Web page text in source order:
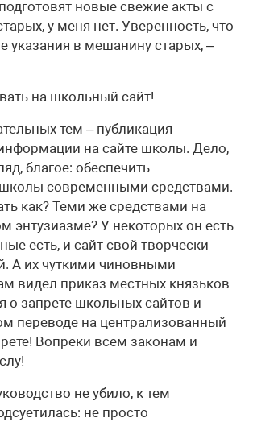
новые свежие акты с
у меня нет. Уверенность, что
указания в мешанину старых, –
на школьный сайт!
тем – публикация
на сайте школы. Дело,
благое: обеспечить
современными средствами.
как? Теми же средствами на
энтузиазме? У некоторых он есть
есть, и сайт свой творчески
А их чуткими чиновными
видел приказ местных князьков
о запрете школьных сайтов и
переводе на централизованный
Вопреки всем законам и
не убило, к тем
не просто